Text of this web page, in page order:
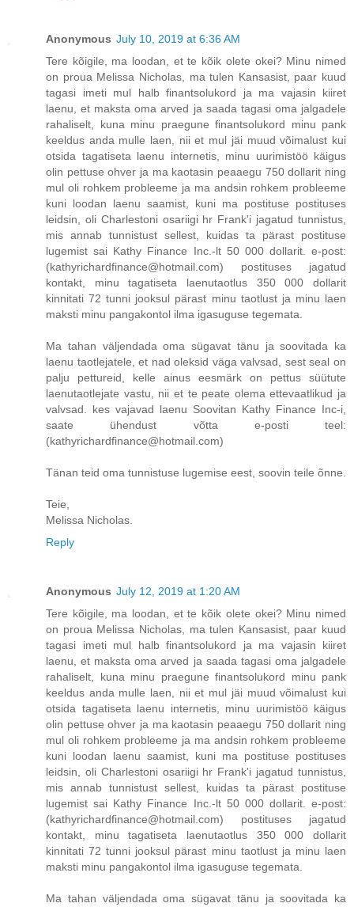
Anonymous July 10, 2019 at 6:36 AM
Tere kõigile, ma loodan, et te kõik olete okei? Minu nimed
on proua Melissa Nicholas, ma tulen Kansasist, paar kuud
tagasi imeti mul halb finantsolukord ja ma vajasin kiiret
laenu, et maksta oma arved ja saada tagasi oma jalgadele
rahaliselt, kuna minu praegune finantsolukord minu pank
keeldus anda mulle laen, nii et mul jäi muud võimalust kui
otsida tagatiseta laenu internetis, minu uurimistöö käigus
olin pettuse ohver ja ma kaotasin peaaegu 750 dollarit ning
mul oli rohkem probleeme ja ma andsin rohkem probleeme
kuni loodan laenu saamist, kuni ma postituse postituses
leidsin, oli Charlestoni osariigi hr Frank'i jagatud tunnistus,
mis annab tunnistust sellest, kuidas ta pärast postituse
lugemist sai Kathy Finance Inc.-lt 50 000 dollarit. e-post:
(kathyrichardfinance@hotmail.com) postituses jagatud
kontakt, minu tagatiseta laenutaotlus 350 000 dollarit
kinnitati 72 tunni jooksul pärast minu taotlust ja minu laen
maksti minu pangakontol ilma igasuguse tegemata.
Ma tahan väljendada oma sügavat tänu ja soovitada ka
laenu taotlejatele, et nad oleksid väga valvsad, sest seal on
palju pettureid, kelle ainus eesmärk on pettus süütute
laenutaotlejate vastu, nii et te peate olema ettevaatlikud ja
valvsad. kes vajavad laenu Soovitan Kathy Finance Inc-i,
saate ühendust võtta e-posti teel:
(kathyrichardfinance@hotmail.com)
Tänan teid oma tunnistuse lugemise eest, soovin teile õnne.
Teie,
Melissa Nicholas.
Reply
Anonymous July 12, 2019 at 1:20 AM
Tere kõigile, ma loodan, et te kõik olete okei? Minu nimed
on proua Melissa Nicholas, ma tulen Kansasist, paar kuud
tagasi imeti mul halb finantsolukord ja ma vajasin kiiret
laenu, et maksta oma arved ja saada tagasi oma jalgadele
rahaliselt, kuna minu praegune finantsolukord minu pank
keeldus anda mulle laen, nii et mul jäi muud võimalust kui
otsida tagatiseta laenu internetis, minu uurimistöö käigus
olin pettuse ohver ja ma kaotasin peaaegu 750 dollarit ning
mul oli rohkem probleeme ja ma andsin rohkem probleeme
kuni loodan laenu saamist, kuni ma postituse postituses
leidsin, oli Charlestoni osariigi hr Frank'i jagatud tunnistus,
mis annab tunnistust sellest, kuidas ta pärast postituse
lugemist sai Kathy Finance Inc.-lt 50 000 dollarit. e-post:
(kathyrichardfinance@hotmail.com) postituses jagatud
kontakt, minu tagatiseta laenutaotlus 350 000 dollarit
kinnitati 72 tunni jooksul pärast minu taotlust ja minu laen
maksti minu pangakontol ilma igasuguse tegemata.
Ma tahan väljendada oma sügavat tänu ja soovitada ka